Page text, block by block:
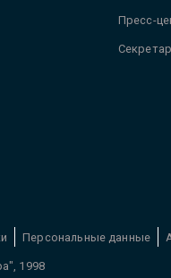
Пресс-
Персональные данные
1998